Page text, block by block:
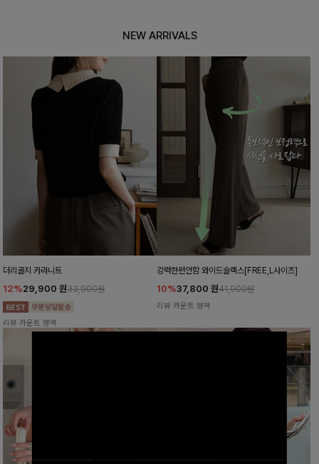
NEW ARRIVALS
더리골지 카라니트
12%29,900 원33,900원
리뷰 카운트 영역
강력한편안함 와이드슬랙스[FREE,L사이즈]
10%37,800 원41,900원
리뷰 카운트 영역